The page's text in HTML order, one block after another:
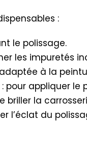
:
le polissage.
les impuretés
adaptée à la
: pour appliquer le
briller la
l’éclat du